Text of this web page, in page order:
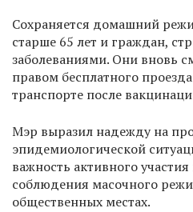
Сохраняется домашний
старше 65 лет и граждан,
заболеваниями. Они вновь
правом бесплатного
транспорте после
Мэр выразил надежду на
эпидемиологической
важность активного
соблюдения масочного
общественных местах.